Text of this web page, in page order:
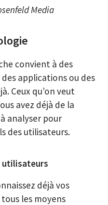
Media
convient à des
applications ou des
Ceux qu’on veut
avez déjà de la
analyser pour
des utilisateurs.
utilisateurs
déjà vos
les moyens